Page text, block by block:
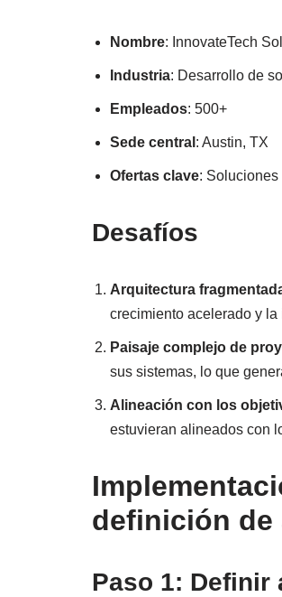
Nombre: InnovateTech
Industria: Desarrollo de
Empleados: 500+
Sede central : Austin, TX
Ofertas clave:
Desafíos
Arquitectura
crecimiento acelerado y
Paisaje complejo de
sus sistemas, lo que
Alineación con los
estuvieran alineados con
definición
Paso 1: